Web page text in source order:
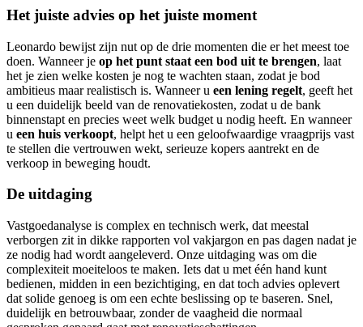
Het juiste advies op het juiste moment
Leonardo bewijst zijn nut op de drie momenten die er het meest toe
doen. Wanneer je op het punt staat een bod uit te brengen, laat
het je zien welke kosten je nog te wachten staan, zodat je bod
ambitieus maar realistisch is. Wanneer u een lening regelt, geeft het
u een duidelijk beeld van de renovatiekosten, zodat u de bank
binnenstapt en precies weet welk budget u nodig heeft. En wanneer
u een huis verkoopt, helpt het u een geloofwaardige vraagprijs vast
te stellen die vertrouwen wekt, serieuze kopers aantrekt en de
verkoop in beweging houdt.
De uitdaging
Vastgoedanalyse is complex en technisch werk, dat meestal
verborgen zit in dikke rapporten vol vakjargon en pas dagen nadat je
ze nodig had wordt aangeleverd. Onze uitdaging was om die
complexiteit moeiteloos te maken. Iets dat u met één hand kunt
bedienen, midden in een bezichtiging, en dat toch advies oplevert
dat solide genoeg is om een echte beslissing op te baseren. Snel,
duidelijk en betrouwbaar, zonder de vaagheid die normaal